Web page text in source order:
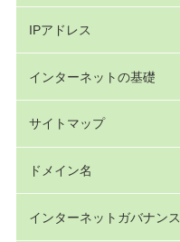
IPアドレス
インターネットの基礎
サイトマップ
ドメイン名
インターネットガバナンス